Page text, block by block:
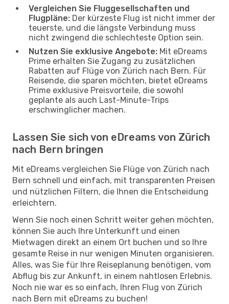
Vergleichen Sie Fluggesellschaften und
Flugpläne: Der kürzeste Flug ist nicht immer der
teuerste, und die längste Verbindung muss
nicht zwingend die schlechteste Option sein.
Nutzen Sie exklusive Angebote: Mit eDreams
Prime erhalten Sie Zugang zu zusätzlichen
Rabatten auf Flüge von Zürich nach Bern. Für
Reisende, die sparen möchten, bietet eDreams
Prime exklusive Preisvorteile, die sowohl
geplante als auch Last-Minute-Trips
erschwinglicher machen.
Lassen Sie sich von eDreams von Zürich
nach Bern bringen
Mit eDreams vergleichen Sie Flüge von Zürich nach
Bern schnell und einfach, mit transparenten Preisen
und nützlichen Filtern, die Ihnen die Entscheidung
erleichtern.
Wenn Sie noch einen Schritt weiter gehen möchten,
können Sie auch Ihre Unterkunft und einen
Mietwagen direkt an einem Ort buchen und so Ihre
gesamte Reise in nur wenigen Minuten organisieren.
Alles, was Sie für Ihre Reiseplanung benötigen, vom
Abflug bis zur Ankunft, in einem nahtlosen Erlebnis.
Noch nie war es so einfach, Ihren Flug von Zürich
nach Bern mit eDreams zu buchen!